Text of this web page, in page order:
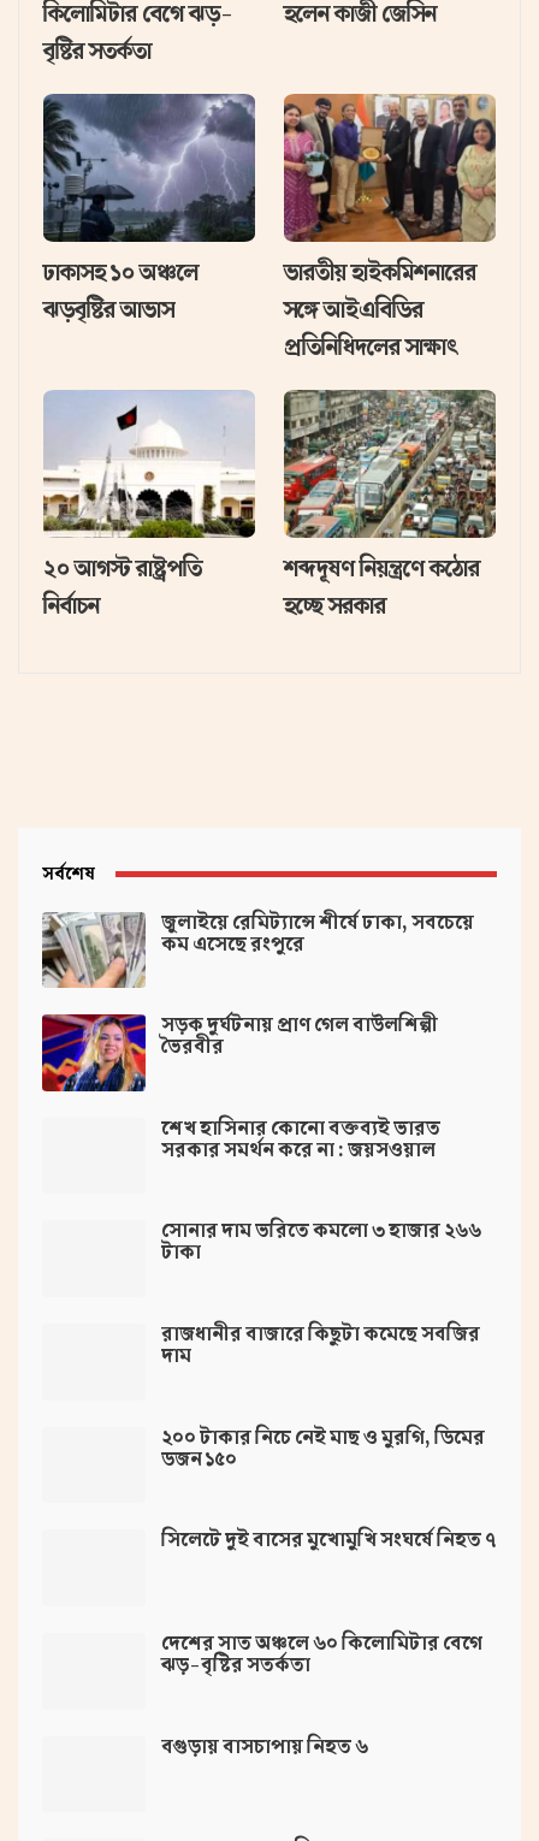
কিলোমিটার বেগে ঝড়-
বৃষ্টির সতর্কতা
হলেন কাজী জেসিন
ঢাকাসহ ১০ অঞ্চলে
ঝড়বৃষ্টির আভাস
ভারতীয় হাইক‌মিশনা‌রের
স‌ঙ্গে আইএবিডির
প্রতি‌নি‌ধিদ‌লের সাক্ষাৎ
২০ আগস্ট রাষ্ট্রপতি
নির্বাচন
শব্দদূষণ নিয়ন্ত্রণে কঠোর
হচ্ছে সরকার
সর্বশেষ
জুলাইয়ে রেমিট্যান্সে শীর্ষে ঢাকা, সবচেয়ে
কম এসেছে রংপুরে
সড়ক দুর্ঘটনায় প্রাণ গেল বাউলশিল্পী
ভৈরবীর
‌শেখ হাসিনার কোনো বক্তব্যই ভারত
সরকার সমর্থন করে না : জয়সওয়াল
সোনার দাম ভরিতে কমলো ৩ হাজার ২৬৬
টাকা
রাজধানীর বাজারে কিছুটা কমেছে সবজির
দাম
২০০ টাকার নিচে নেই মাছ ও মুরগি, ডিমের
ডজন ১৫০
সিলেটে দুই বাসের মুখোমুখি সংঘর্ষে নিহত ৭
দেশের সাত অঞ্চলে ৬০ কিলোমিটার বেগে
ঝড়-বৃষ্টির সতর্কতা
বগুড়ায় বাসচাপায় নিহত ৬